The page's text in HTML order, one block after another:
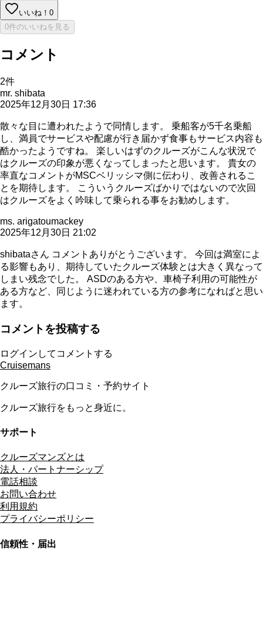
いいね！ 0
0件のいいねを見る
コメント
2件
mr. shibata
2025年12月30日 17:36
散々な目に遭われたようで同情します。 乗船客が5千名乗船
し、満員でサービスや配慮が行き届かず食事もサービス内容も
酷かったようですね。 楽しいはずのクルーズがこんな状況で
はクルーズの印象が悪くなってしまったと思います。 貴女の
率直なコメントがMSCベリッシマ側に伝わり、改善されるこ
とを期待します。 こういうクルーズばかりではないので次回
はクルーズをよく吟味して乗られる事をお勧めします。
ms. arigatoumackey
2025年12月30日 21:02
shibataさん コメントありがとうございます。 今回は満室によ
る影響もあり、期待していたクルーズ体験とは大きく異なって
しまい残念でした。 ASDのある方や、車椅子利用の可能性が
ある方など、同じように迷われている方の参考になればと思い
ます。
コメントを投稿する
ログインしてコメントする
Cruisemans
クルーズ旅行の口コミ・予約サイト
クルーズ旅行をもっと身近に。
サポート
クルーズマンズとは
法人・パートナーシップ
電話相談
お問い合わせ
利用規約
プライバシーポリシー
信頼性・届出